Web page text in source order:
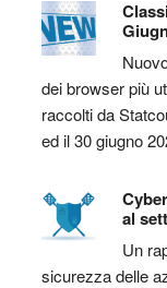
dei browser più
raccolti da
ed il 30 giugno
al
Un
sicurezza delle